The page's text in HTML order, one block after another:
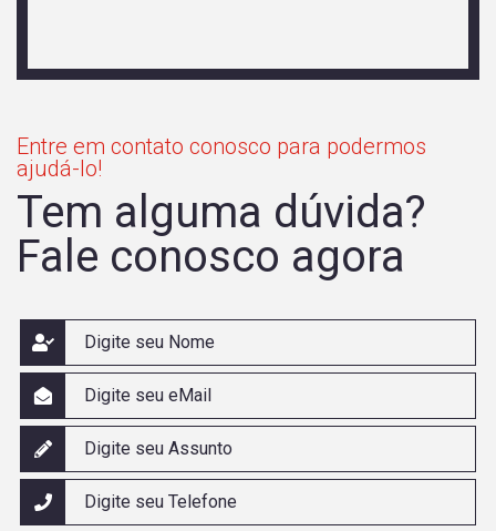
Entre em contato conosco para podermos
ajudá-lo!
Tem alguma dúvida?
Fale conosco agora